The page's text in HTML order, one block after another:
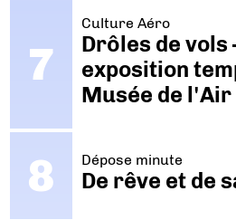
Culture Aéro
Drôles de vols
exposition
Musée de l'Air
Dépose minute
De rêve et de